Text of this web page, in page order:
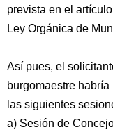
prevista en el
Ley Orgánica de
Así pues, el
burgomaestre
las siguientes
a) Sesión de